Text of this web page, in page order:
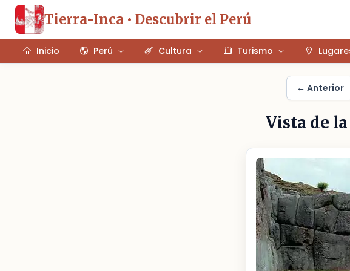
Tierra-Inca • Descubrir el Perú
Inicio Perú Cultura Turismo
← Anterior
Vista de